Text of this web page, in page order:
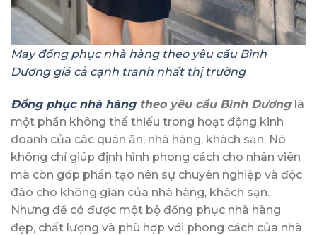
May đồng phục nhà hàng theo yêu cầu Bình
Dương giá cả cạnh tranh nhất thị trường
Đồng phục nhà hàngtheo yêu cầu Bình Dương là
một phần không thể thiếu trong hoạt động kinh
doanh của các quán ăn, nhà hàng, khách sạn. Nó
không chỉ giúp định hình phong cách cho nhân viên
mà còn góp phần tạo nên sự chuyên nghiệp và độc
đáo cho không gian của nhà hàng, khách sạn.
Nhưng để có được một bộ đồng phục nhà hàng
đẹp, chất lượng và phù hợp với phong cách của nhà